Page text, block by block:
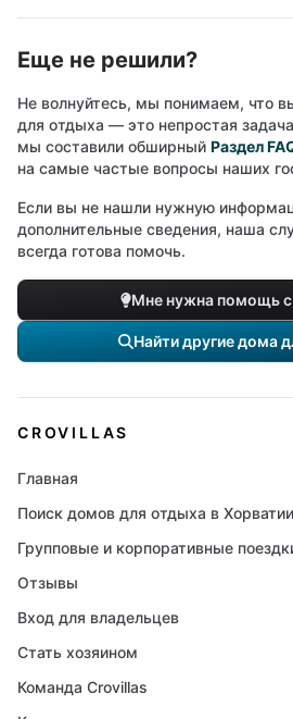
Еще не решили?
Не волнуйтесь, мы понимаем, что
для отдыха — это непростая
мы составили обширный Раздел
на самые частые вопросы наших
Если вы не нашли нужную
дополнительные сведения, наша
всегда готова помочь.
Мне нужна помощь
Найти другие дома
CROVILLAS
Главная
Поиск домов для отдыха в Хорватии
Групповые и корпоративные
Отзывы
Вход для владельцев
Стать хозяином
Команда Crovillas